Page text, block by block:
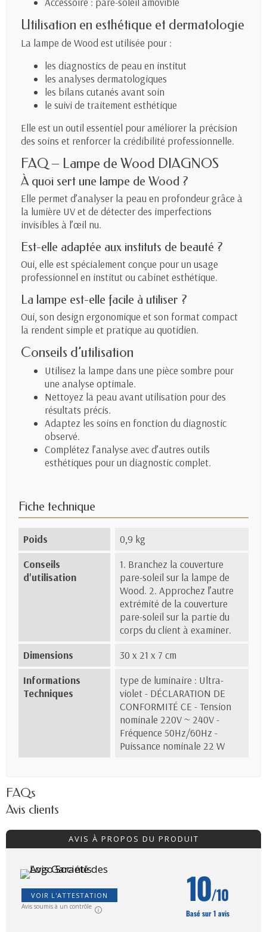
Utilisation en esthétique et dermatologie
La lampe de Wood est utilisée pour :
les diagnostics de peau en institut
les analyses dermatologiques
les bilans cutanés avant soin
le suivi de traitement esthétique
Elle est un outil essentiel pour améliorer la précision
des soins et renforcer la crédibilité professionnelle.
FAQ – Lampe de Wood DIAGNOS
À quoi sert une lampe de Wood ?
Elle permet d’analyser la peau en profondeur grâce à
la lumière UV et de détecter des imperfections
invisibles à l’œil nu.
Est-elle adaptée aux instituts de beauté ?
Oui, elle est spécialement conçue pour un usage
professionnel en institut ou cabinet esthétique.
La lampe est-elle facile à utiliser ?
Oui, son design ergonomique et son format compact
la rendent simple et pratique au quotidien.
Conseils d’utilisation
Utilisez la lampe dans une pièce sombre pour
une analyse optimale.
Nettoyez la peau avant utilisation pour des
résultats précis.
Adaptez les soins en fonction du diagnostic
observé.
Complétez l’analyse avec d’autres outils
esthétiques pour un diagnostic complet.
Fiche technique
Poids
0,9 kg
Conseils
d'utilisation
1. Branchez la couverture
pare-soleil sur la lampe de
Wood. 2. Approchez l’autre
extrémité de la couverture
pare-soleil sur la partie du
corps du client à examiner.
Dimensions
30 x 21 x 7 cm
Informations
Techniques
type de luminaire : Ultra-
violet - DÉCLARATION DE
CONFORMITÉ CE - Tension
nominale 220V ~ 240V -
Fréquence 50Hz/60Hz -
Puissance nominale 22 W
FAQs
Avis clients
AVIS À PROPOS DU PRODUIT
VOIR L'ATTESTATION
Avis soumis à un contrôle 10/10
Basé sur 1 avis